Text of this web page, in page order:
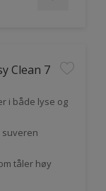
Clean 7
i både lyse og
suveren
tåler høy